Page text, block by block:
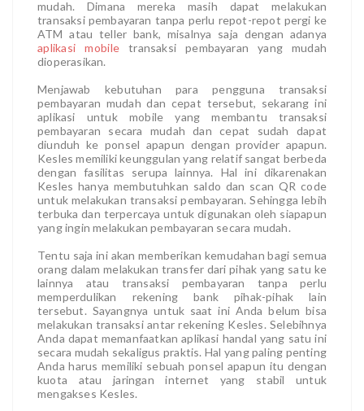
mudah. Dimana mereka masih dapat melakukan
transaksi pembayaran tanpa perlu repot-repot pergi ke
ATM atau teller bank, misalnya saja dengan adanya
aplikasi mobile
transaksi pembayaran yang mudah
dioperasikan.
Menjawab kebutuhan para pengguna transaksi
pembayaran mudah dan cepat tersebut, sekarang ini
aplikasi untuk mobile yang membantu transaksi
pembayaran secara mudah dan cepat sudah dapat
diunduh ke ponsel apapun dengan provider apapun.
Kesles memiliki keunggulan yang relatif sangat berbeda
dengan fasilitas serupa lainnya. Hal ini dikarenakan
Kesles hanya membutuhkan saldo dan scan QR code
untuk melakukan transaksi pembayaran. Sehingga lebih
terbuka dan terpercaya untuk digunakan oleh siapapun
yang ingin melakukan pembayaran secara mudah.
Tentu saja ini akan memberikan kemudahan bagi semua
orang dalam melakukan transfer dari pihak yang satu ke
lainnya atau transaksi pembayaran tanpa perlu
memperdulikan rekening bank pihak-pihak lain
tersebut. Sayangnya untuk saat ini Anda belum bisa
melakukan transaksi antar rekening Kesles. Selebihnya
Anda dapat memanfaatkan aplikasi handal yang satu ini
secara mudah sekaligus praktis. Hal yang paling penting
Anda harus memiliki sebuah ponsel apapun itu dengan
kuota atau jaringan internet yang stabil untuk
mengakses Kesles.